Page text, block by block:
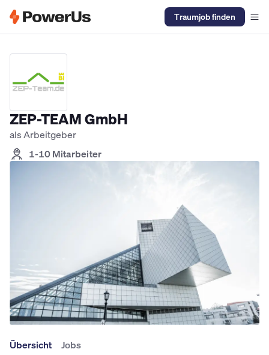
Traumjob finden
ZEP-TEAM GmbH
als Arbeitgeber
1-10 Mitarbeiter
Übersicht Jobs